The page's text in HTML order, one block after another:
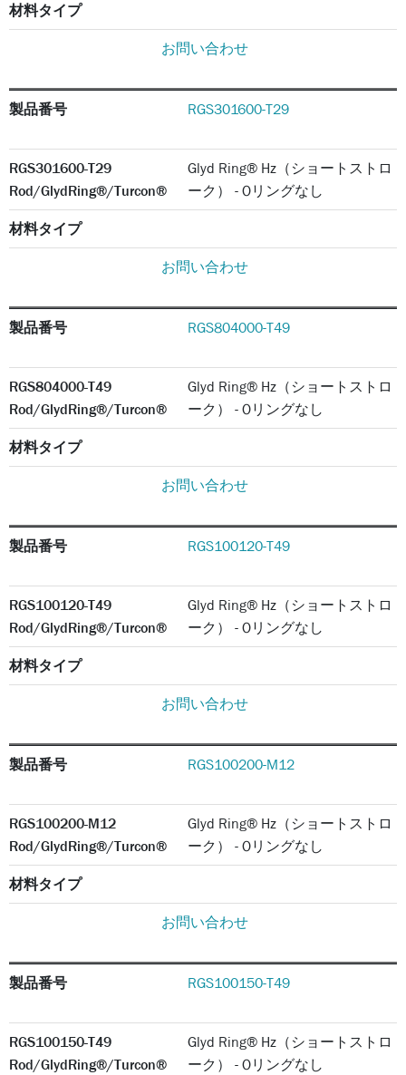
材料タイプ
お問い合わせ
製品番号 RGS301600-T29
RGS301600-T29
Rod/GlydRing®/Turcon®
Glyd Ring® Hz（ショートストロ
ーク） - Oリングなし
材料タイプ
お問い合わせ
製品番号 RGS804000-T49
RGS804000-T49
Rod/GlydRing®/Turcon®
Glyd Ring® Hz（ショートストロ
ーク） - Oリングなし
材料タイプ
お問い合わせ
製品番号 RGS100120-T49
RGS100120-T49
Rod/GlydRing®/Turcon®
Glyd Ring® Hz（ショートストロ
ーク） - Oリングなし
材料タイプ
お問い合わせ
製品番号 RGS100200-M12
RGS100200-M12
Rod/GlydRing®/Turcon®
Glyd Ring® Hz（ショートストロ
ーク） - Oリングなし
材料タイプ
お問い合わせ
製品番号 RGS100150-T49
RGS100150-T49
Rod/GlydRing®/Turcon®
Glyd Ring® Hz（ショートストロ
ーク） - Oリングなし